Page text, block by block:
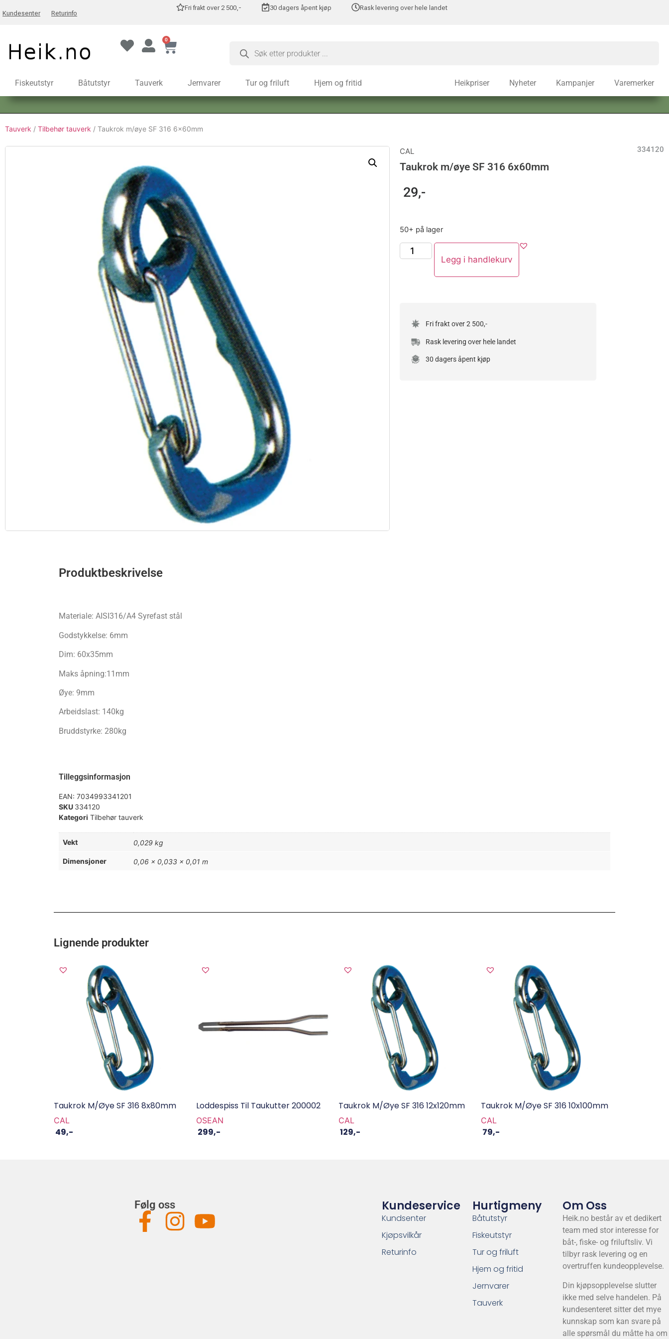
Kundesenter Returinfo
Fri frakt over 2 500,- 30 dagers åpent kjøp Rask levering over hele landet
0
Fiskeutstyr Båtutstyr Tauverk Jernvarer Tur og friluft Hjem og fritid Heikpriser Nyheter Kampanjer Varemerker
Tauverk / Tilbehør tauverk / Taukrok m/øye SF 316 6x60mm
CAL 334120
Taukrok m/øye SF 316 6x60mm
29,-
50+ på lager
Legg i handlekurv
Fri frakt over 2 500,-
Rask levering over hele landet
30 dagers åpent kjøp
Produktbeskrivelse
Materiale: AISI316/A4 Syrefast stål
Godstykkelse: 6mm
Dim: 60x35mm
Maks åpning:11mm
Øye: 9mm
Arbeidslast: 140kg
Bruddstyrke: 280kg
Tilleggsinformasjon
EAN: 7034993341201
SKU 334120
Kategori Tilbehør tauverk
Vekt 0,029 kg
Dimensjoner 0,06 × 0,033 × 0,01 m
Lignende produkter
Taukrok M/øye SF 316 8x80mm
CAL
49,-
Loddespiss Til Taukutter 200002
OSEAN
299,-
Taukrok M/øye SF 316 12x120mm
CAL
129,-
Taukrok M/øye SF 316 10x100mm
CAL
79,-
Følg oss Kundeservice
Kundsenter
Kjøpsvilkår
Returinfo
Hurtigmeny
Båtutstyr
Fiskeutstyr
Tur og friluft
Hjem og fritid
Jernvarer
Tauverk
Om Oss
Heik.no består av et dedikert
team med stor interesse for
båt-, fiske- og friluftsliv. Vi
tilbyr rask levering og en
overtruffen kundeopplevelse.
Din kjøpsopplevelse slutter
ikke med selve handelen. På
kundesenteret sitter det mye
kunnskap som kan svare på
alle spørsmål du måtte ha om